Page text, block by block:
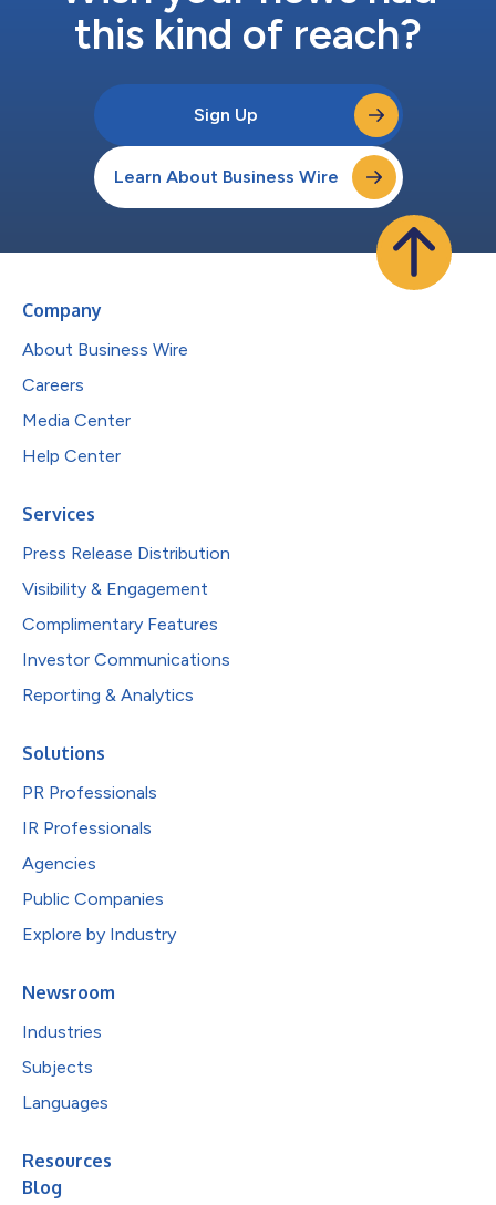
this kind of reach?
Sign Up
Learn About Business Wire
Company
About Business Wire
Careers
Media Center
Help Center
Services
Press Release Distribution
Visibility & Engagement
Complimentary Features
Investor Communications
Reporting & Analytics
Solutions
PR Professionals
IR Professionals
Agencies
Public Companies
Explore by Industry
Newsroom
Industries
Subjects
Languages
Resources
Blog